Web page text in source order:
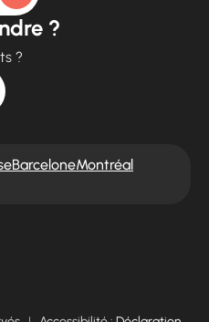
?
?
BarceloneMontréal